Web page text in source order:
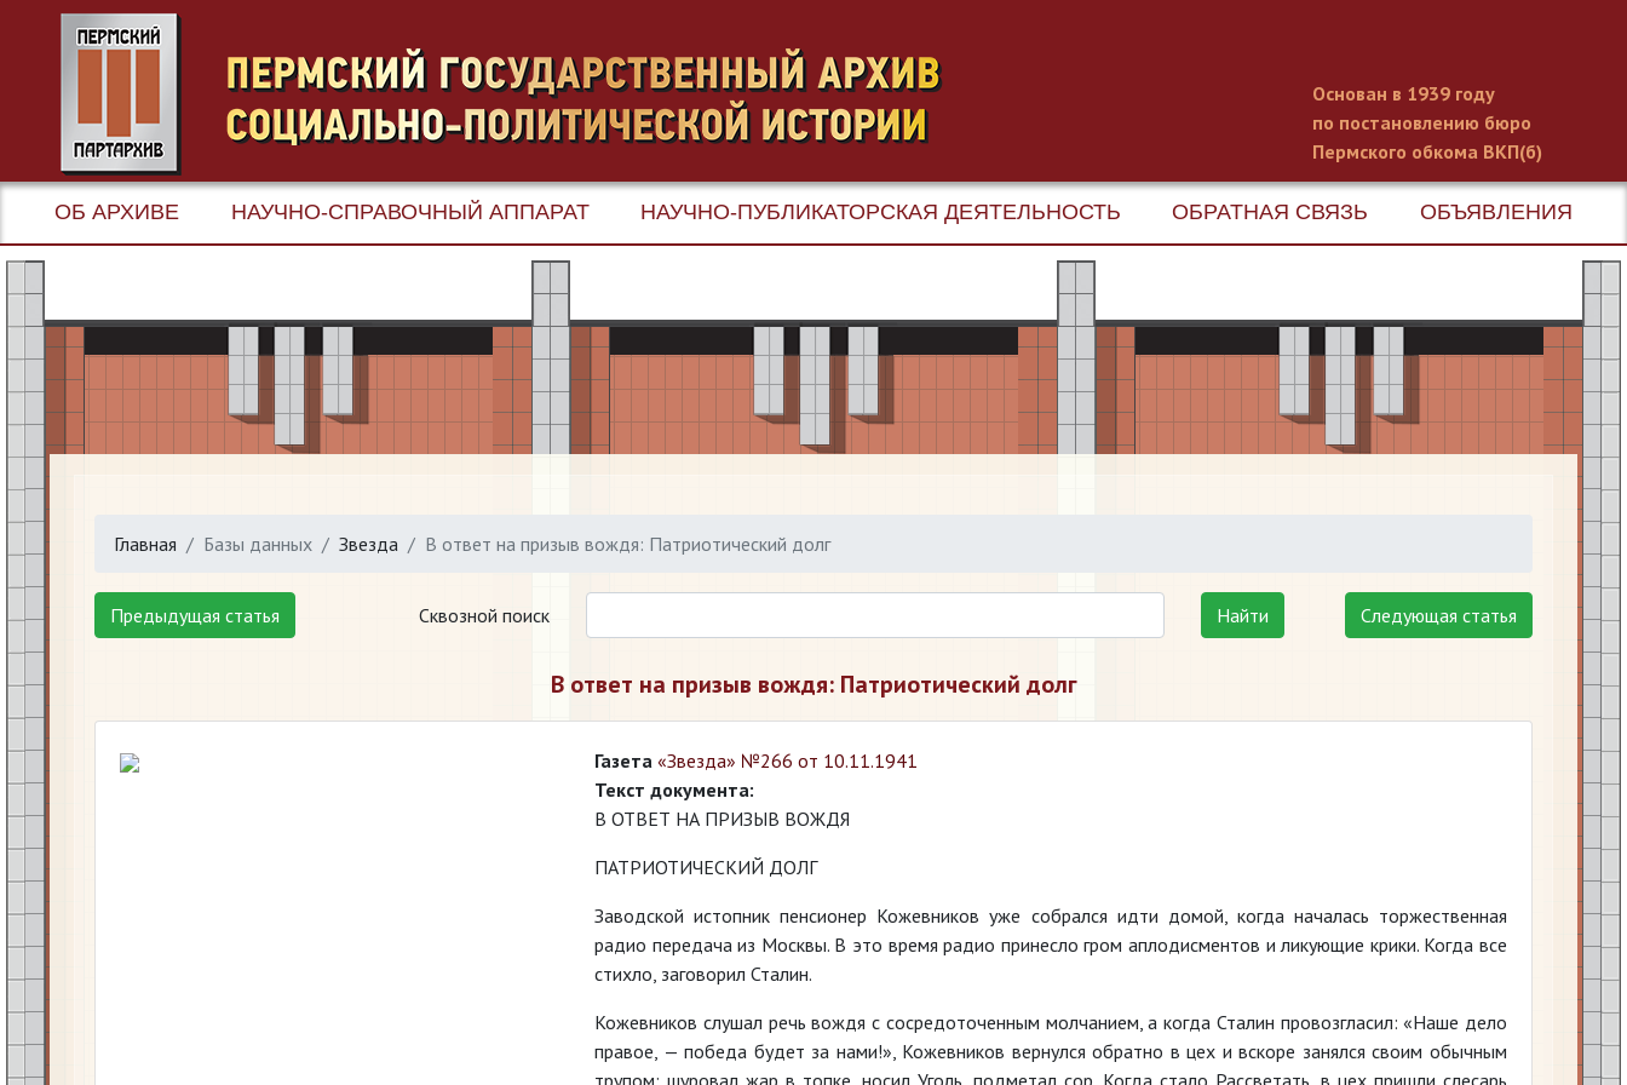
Основан в 1939 году
по постановлению бюро
Пермского обкома ВКП(б)
ОБ АРХИВЕ НАУЧНО-СПРАВОЧНЫЙ АППАРАТ НАУЧНО-ПУБЛИКАТОРСКАЯ ДЕЯТЕЛЬНОСТЬ ОБРАТНАЯ СВЯЗЬ ОБЪЯВЛЕНИЯ
Главная Базы данных Звезда В ответ на призыв вождя: Патриотический долг
Предыдущая статья Сквозной поиск Найти Следующая статья
В ответ на призыв вождя: Патриотический долг
Газета «Звезда» №266 от 10.11.1941
Текст документа:
В ОТВЕТ НА ПРИЗЫВ ВОЖДЯ
ПАТРИОТИЧЕСКИЙ ДОЛГ
Заводской истопник пенсионер Кожевников уже собрался идти домой, когда началась торжественная
радио передача из Москвы. В это время радио принесло гром аплодисментов и ликующие крики. Когда все
стихло, заговорил Сталин.
Кожевников слушал речь вождя с сосредоточенным молчанием, а когда Сталин провозгласил: «Наше дело
правое, — победа будет за нами!», Кожевников вернулся обратно в цех и вскоре занялся своим обычным
трупом: шуровал жар в топке, носил Уголь, подметал сор. Когда стало Рассветать, в цех пришли слесарь